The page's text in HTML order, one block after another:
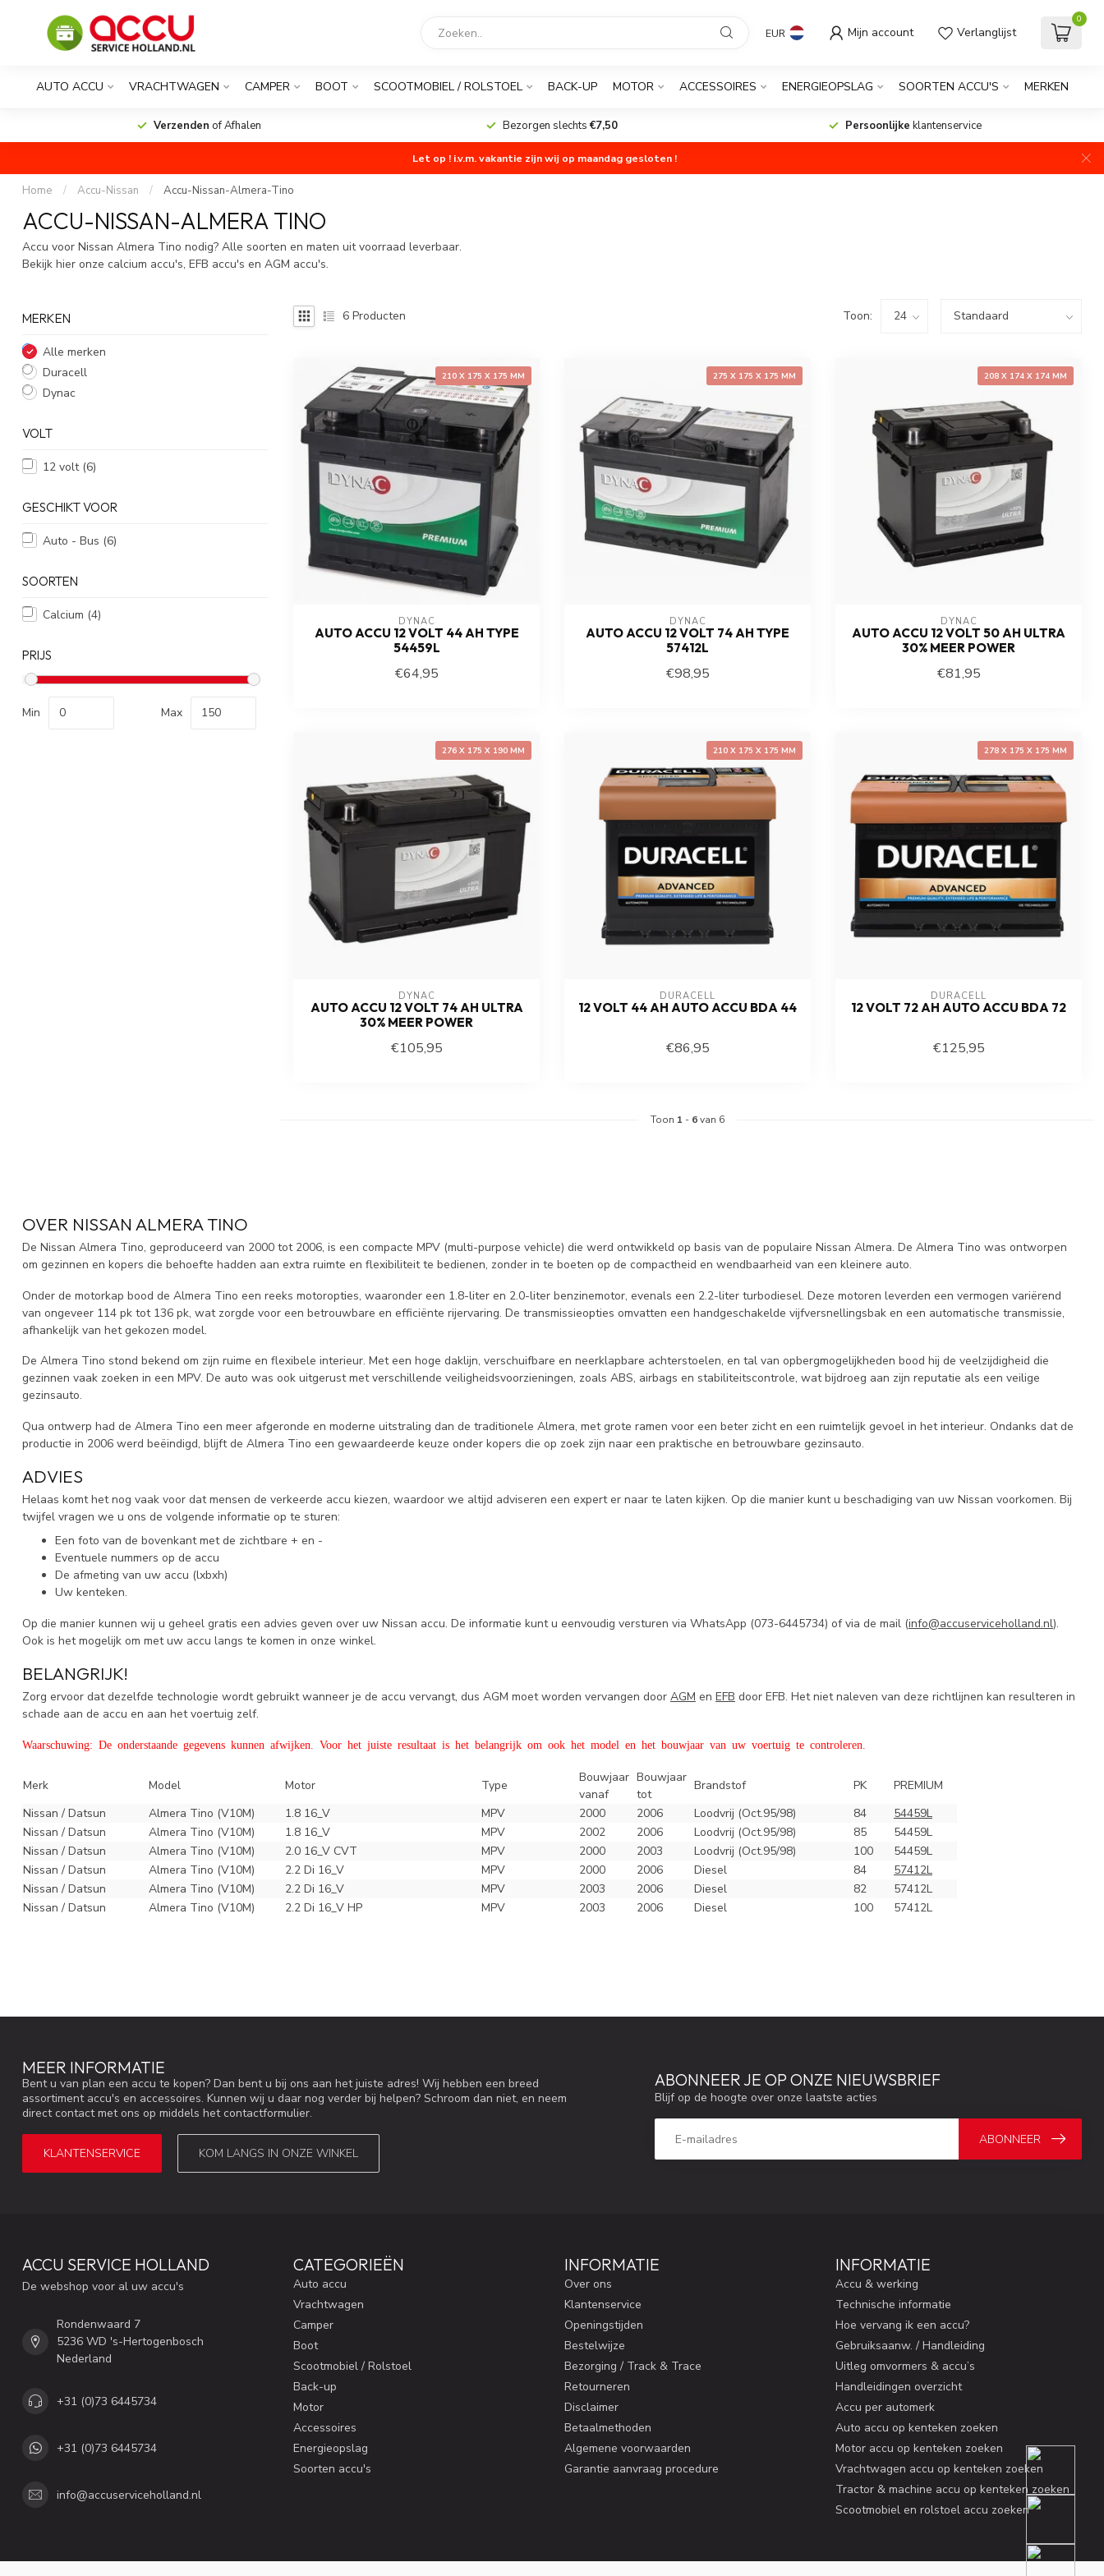
EUR Mijn account Verlanglijst
0
AUTO ACCU VRACHTWAGEN CAMPER BOOT SCOOTMOBIEL / ROLSTOEL BACK-UP MOTOR ACCESSOIRES ENERGIEOPSLAG SOORTEN ACCU'S MERKEN
Verzenden of Afhalen Bezorgen slechts€7,50 Persoonlijke klantenservice
Let op ! i.v.m. vakantie zijn wij op maandag gesloten !
Home / Accu-Nissan / Accu-Nissan-Almera-Tino
ACCU-NISSAN-ALMERA TINO
Accu voor Nissan Almera Tino nodig? Alle soorten en maten uit voorraad leverbaar.
Bekijk hier onze calcium accu's, EFB accu's en AGM accu's.
MERKEN
Alle merken
Duracell
Dynac
VOLT
12 volt (6)
GESCHIKT VOOR
Auto - Bus (6)
SOORTEN
Calcium (4)
PRIJS
Min Max
6 Producten Toon:
210 X 175 X 175 MM
DYNAC
AUTO ACCU 12 VOLT 44 AH TYPE
54459L
€64,95
275 X 175 X 175 MM
DYNAC
AUTO ACCU 12 VOLT 74 AH TYPE
57412L
€98,95
208 X 174 X 174 MM
DYNAC
AUTO ACCU 12 VOLT 50 AH ULTRA
30% MEER POWER
€81,95
276 X 175 X 190 MM
DYNAC
AUTO ACCU 12 VOLT 74 AH ULTRA
30% MEER POWER
€105,95
210 X 175 X 175 MM
DURACELL
12 VOLT 44 AH AUTO ACCU BDA 44
€86,95
278 X 175 X 175 MM
DURACELL
12 VOLT 72 AH AUTO ACCU BDA 72
€125,95
Toon 1 - 6van 6
OVER NISSAN ALMERA TINO
De Nissan Almera Tino, geproduceerd van 2000 tot 2006, is een compacte MPV (multi-purpose vehicle) die werd ontwikkeld op basis van de populaire Nissan Almera. De Almera Tino was ontworpen
om gezinnen en kopers die behoefte hadden aan extra ruimte en flexibiliteit te bedienen, zonder in te boeten op de compactheid en wendbaarheid van een kleinere auto.
Onder de motorkap bood de Almera Tino een reeks motoropties, waaronder een 1.8-liter en 2.0-liter benzinemotor, evenals een 2.2-liter turbodiesel. Deze motoren leverden een vermogen variërend
van ongeveer 114 pk tot 136 pk, wat zorgde voor een betrouwbare en efficiënte rijervaring. De transmissieopties omvatten een handgeschakelde vijfversnellingsbak en een automatische transmissie,
afhankelijk van het gekozen model.
De Almera Tino stond bekend om zijn ruime en flexibele interieur. Met een hoge daklijn, verschuifbare en neerklapbare achterstoelen, en tal van opbergmogelijkheden bood hij de veelzijdigheid die
gezinnen vaak zoeken in een MPV. De auto was ook uitgerust met verschillende veiligheidsvoorzieningen, zoals ABS, airbags en stabiliteitscontrole, wat bijdroeg aan zijn reputatie als een veilige
gezinsauto.
Qua ontwerp had de Almera Tino een meer afgeronde en moderne uitstraling dan de traditionele Almera, met grote ramen voor een beter zicht en een ruimtelijk gevoel in het interieur. Ondanks dat de
productie in 2006 werd beëindigd, blijft de Almera Tino een gewaardeerde keuze onder kopers die op zoek zijn naar een praktische en betrouwbare gezinsauto.
ADVIES
Helaas komt het nog vaak voor dat mensen de verkeerde accu kiezen, waardoor we altijd adviseren een expert er naar te laten kijken. Op die manier kunt u beschadiging van uw Nissan voorkomen. Bij
twijfel vragen we u ons de volgende informatie op te sturen:
Een foto van de bovenkant met de zichtbare + en -
Eventuele nummers op de accu
De afmeting van uw accu (lxbxh)
Uw kenteken.
Op die manier kunnen wij u geheel gratis een advies geven over uw Nissan accu. De informatie kunt u eenvoudig versturen via WhatsApp (073-6445734) of via de mail (info@accuserviceholland.nl).
Ook is het mogelijk om met uw accu langs te komen in onze winkel.
BELANGRIJK!
Zorg ervoor dat dezelfde technologie wordt gebruikt wanneer je de accu vervangt, dus AGM moet worden vervangen door AGM en EFB door EFB. Het niet naleven van deze richtlijnen kan resulteren in
schade aan de accu en aan het voertuig zelf.
Waarschuwing: De onderstaande gegevens kunnen afwijken. Voor het juiste resultaat is het belangrijk om ook het model en het bouwjaar van uw voertuig te controleren.
Merk Model Motor Type
Bouwjaar
vanaf
Bouwjaar
tot
Brandstof PK
PREMIUM
Nissan / Datsun
Almera Tino (V10M) 1.8 16_V MPV 2000 2006 Loodvrij (Oct.95/98) 84
54459L
Nissan / Datsun
Almera Tino (V10M) 1.8 16_V MPV 2002 2006 Loodvrij (Oct.95/98) 85
54459L
Nissan / Datsun
Almera Tino (V10M) 2.0 16_V CVT MPV 2000 2003 Loodvrij (Oct.95/98) 100
54459L
Nissan / Datsun
Almera Tino (V10M) 2.2 Di 16_V MPV 2000 2006 Diesel 84
57412L
Nissan / Datsun
Almera Tino (V10M) 2.2 Di 16_V MPV 2003 2006 Diesel 82
57412L
Nissan / Datsun
Almera Tino (V10M) 2.2 Di 16_V HP MPV 2003 2006 Diesel 100 57412L
MEER INFORMATIE
Bent u van plan een accu te kopen? Dan bent u bij ons aan het juiste adres! Wij hebben een breed
assortiment accu's en accessoires. Kunnen wij u daar nog verder bij helpen? Schroom dan niet, en neem
direct contact met ons op middels het contactformulier.
KLANTENSERVICE KOM LANGS IN ONZE WINKEL
ABONNEER JE OP ONZE NIEUWSBRIEF
Blijf op de hoogte over onze laatste acties
ABONNEER
ACCU SERVICE HOLLAND
De webshop voor al uw accu's
Rondenwaard 7
5236 WD 's-Hertogenbosch
Nederland
+31 (0)73 6445734
+31 (0)73 6445734
info@accuserviceholland.nl
CATEGORIEËN
Auto accu
Vrachtwagen
Camper
Boot
Scootmobiel / Rolstoel
Back-up
Motor
Accessoires
Energieopslag
Soorten accu's
INFORMATIE
Over ons
Klantenservice
Openingstijden
Bestelwijze
Bezorging / Track & Trace
Retourneren
Disclaimer
Betaalmethoden
Algemene voorwaarden
Garantie aanvraag procedure
INFORMATIE
Accu & werking
Technische informatie
Hoe vervang ik een accu?
Gebruiksaanw. / Handleiding
Uitleg omvormers & accu’s
Handleidingen overzicht
Accu per automerk
Auto accu op kenteken zoeken
Motor accu op kenteken zoeken
Vrachtwagen accu op kenteken zoeken
Tractor & machine accu op kenteken zoeken
Scootmobiel en rolstoel accu zoeken